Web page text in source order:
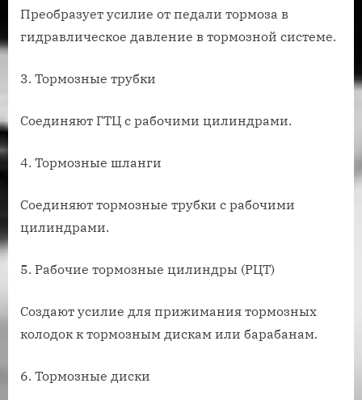
Преобразует усилие от педали тормоза в
гидравлическое давление в тормозной системе.
3. Тормозные трубки
Соединяют ГТЦ с рабочими цилиндрами.
4. Тормозные шланги
Соединяют тормозные трубки с рабочими
цилиндрами.
5. Рабочие тормозные цилиндры (РЦТ)
Создают усилие для прижимания тормозных
колодок к тормозным дискам или барабанам.
6. Тормозные диски